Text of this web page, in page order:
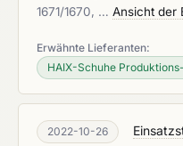
1671/1670, … Ansicht der
Erwähnte Lieferanten:
HAIX-Schuhe
2022-10-26